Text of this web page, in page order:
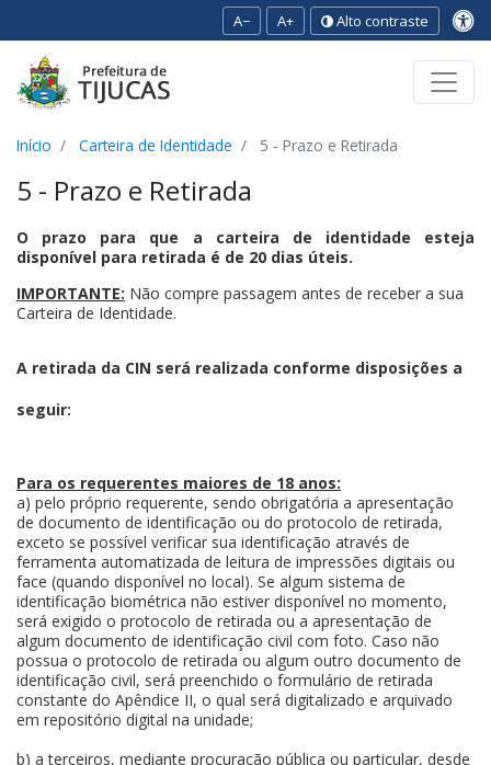
A− A+ Alto contraste
Início Carteira de Identidade 5 - Prazo e Retirada
5 - Prazo e Retirada
O prazo para que a carteira de identidade esteja
disponível para retirada é de 20 dias úteis.
IMPORTANTE: Não compre passagem antes de receber a sua
Carteira de Identidade.
A retirada da CIN será realizada conforme disposições a
seguir:
Para os requerentes maiores de 18 anos:
a) pelo próprio requerente, sendo obrigatória a apresentação
de documento de identificação ou do protocolo de retirada,
exceto se possível verificar sua identificação através de
ferramenta automatizada de leitura de impressões digitais ou
face (quando disponível no local). Se algum sistema de
identificação biométrica não estiver disponível no momento,
será exigido o protocolo de retirada ou a apresentação de
algum documento de identificação civil com foto. Caso não
possua o protocolo de retirada ou algum outro documento de
identificação civil, será preenchido o formulário de retirada
constante do Apêndice II, o qual será digitalizado e arquivado
em repositório digital na unidade;
b) a terceiros, mediante procuração pública ou particular, desde